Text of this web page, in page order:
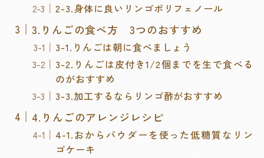
2-3.身体に良いリンゴポリフェノール
3.りんごの食べ方 3つのおすすめ
3-1.りんごは朝に食べましょう
3-2.りんごは皮付き1/2個までを生で食べる
のがおすすめ
3-3.加工するならリンゴ酢がおすすめ
4.りんごのアレンジレシピ
4-1.おからパウダーを使った低糖質なリン
ゴケーキ